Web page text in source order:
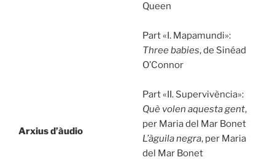
Arxius d’àudio
Queen
Part «I. Mapamundi»:
Three babies, de Sinéad
O’Connor
Part «II. Supervivència»:
Què volen aquesta gent,
per Maria del Mar Bonet
L’àguila negra, per Maria
del Mar Bonet